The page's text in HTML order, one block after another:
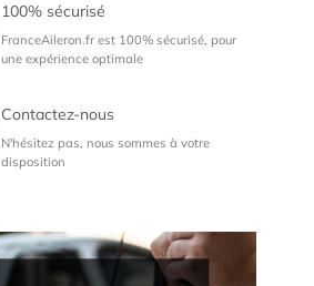
100% sécurisé
FranceAileron.fr est 100% sécurisé, pour
une expérience optimale
Contactez-nous
N'hésitez pas, nous sommes à votre
disposition